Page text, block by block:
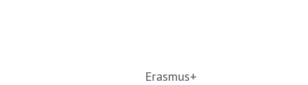
Erasmus+